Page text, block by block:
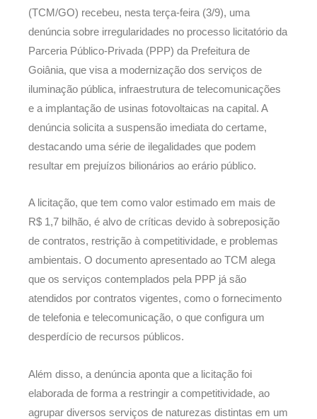
(TCM/GO) recebeu, nesta terça-feira (3/9), uma
denúncia sobre irregularidades no processo licitatório da
Parceria Público-Privada (PPP) da Prefeitura de
Goiânia, que visa a modernização dos serviços de
iluminação pública, infraestrutura de telecomunicações
e a implantação de usinas fotovoltaicas na capital. A
denúncia solicita a suspensão imediata do certame,
destacando uma série de ilegalidades que podem
resultar em prejuízos bilionários ao erário público.
A licitação, que tem como valor estimado em mais de
R$ 1,7 bilhão, é alvo de críticas devido à sobreposição
de contratos, restrição à competitividade, e problemas
ambientais. O documento apresentado ao TCM alega
que os serviços contemplados pela PPP já são
atendidos por contratos vigentes, como o fornecimento
de telefonia e telecomunicação, o que configura um
desperdício de recursos públicos.
Além disso, a denúncia aponta que a licitação foi
elaborada de forma a restringir a competitividade, ao
agrupar diversos serviços de naturezas distintas em um